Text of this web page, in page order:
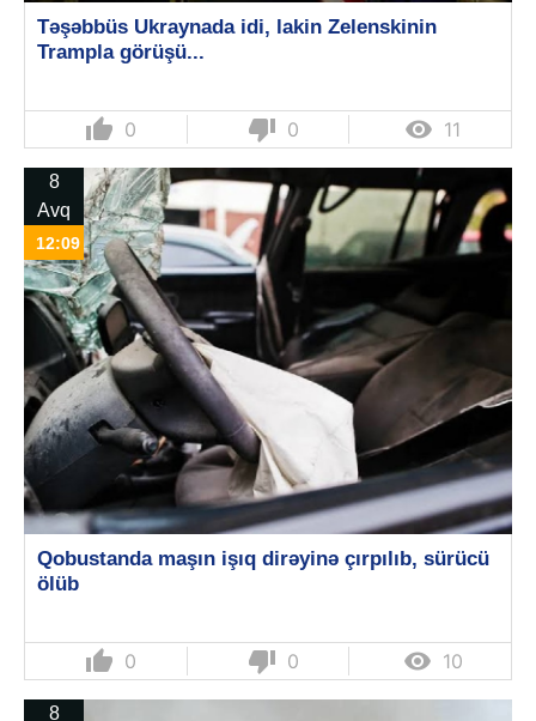
Təşəbbüs Ukraynada idi, lakin Zelenskinin
Trampla görüşü...
thumb_up 0 thumb_down 0  11
8
Avq
12:09
Qobustanda maşın işıq dirəyinə çırpılıb, sürücü
ölüb
thumb_up 0 thumb_down 0  10
8